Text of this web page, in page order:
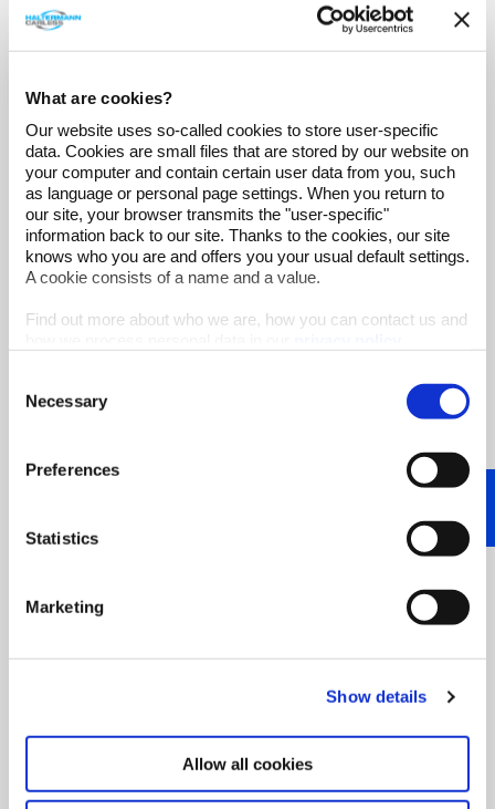
What are cookies?
Our website uses so-called cookies to store user-specific
data. Cookies are small files that are stored by our website on
your computer and contain certain user data from you, such
as language or personal page settings. When you return to
our site, your browser transmits the "user-specific"
information back to our site. Thanks to the cookies, our site
knows who you are and offers you your usual default settings.
A cookie consists of a name and a value.
Find out more about who we are, how you can contact us and
Selection
Necessary
Preferences
Statistics
Marketing
Show details
Allow all cookies
Fazit
Mit der Windenergie aus der Eifel kann Haltermann
abdecken. Genauso wie die Stadtwerke Speyer
(SWS) hofft das Chemieunternehmen auf
Nachahmende, um mehr Nachhaltigkeit in der
Wirtschaft zu ermöglichen. Es geht besser, als man
denkt!